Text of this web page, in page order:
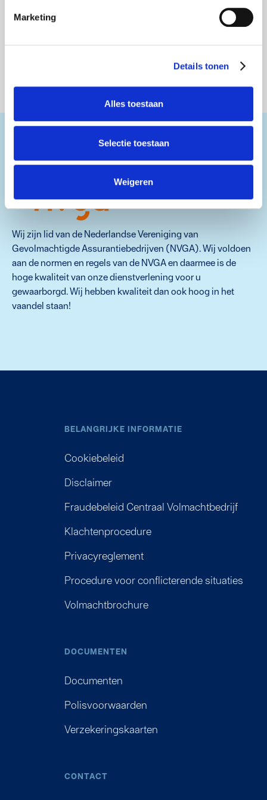
Marketing
Details tonen
Alles toestaan
Selectie toestaan
Weigeren
Kwaliteitsgarantie
Wij zijn lid van de Nederlandse Vereniging van
Gevolmachtigde Assurantiebedrijven (NVGA). Wij voldoen
aan de normen en regels van de NVGA en daarmee is de
hoge kwaliteit van onze dienstverlening voor u
gewaarborgd. Wij hebben kwaliteit dan ook hoog in het
vaandel staan!
BELANGRIJKE INFORMATIE
Cookiebeleid
Disclaimer
Fraudebeleid Centraal Volmachtbedrijf
Klachtenprocedure
Privacyreglement
Procedure voor conflicterende situaties
Volmachtbrochure
DOCUMENTEN
Documenten
Polisvoorwaarden
Verzekeringskaarten
CONTACT